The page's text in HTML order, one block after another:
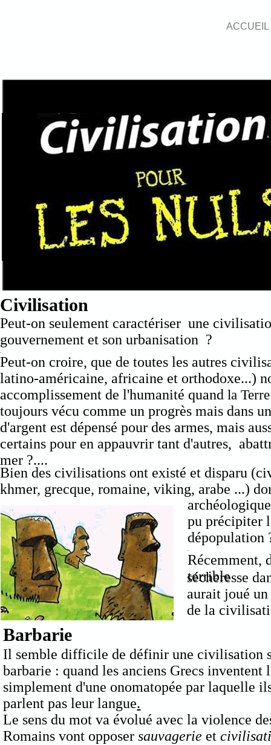
ACCUEIL
pu précipiter
.
Récemment,
terrible
Civilisation
Peut-on seulement caractériser une
gouvernement et son urbanisation ?
.
Peut-on croire, que de toutes les autres
latino-américaine, africaine et orthodoxe...)
accomplissement de l'humanité quandla
toujours vécu comme un progrès mais dans
d'argent est dépensé pour des armes, mais
certains pour en appauvrir tant d'autres,
mer ?....
sécheresse
aurait joué
de la
Bien des civilisations ont existé et disparu
khmer, grecque, romaine, viking, arabe ...)
Il semble difficile de définir une civilisation
barbarie : quand les anciens Grecs
simplement d'une onomatopée par laquelle
parlent pas leur langue.
Le sens du mot va évolué avec la violence
Romains vont opposersauvagerie et
Barbarie